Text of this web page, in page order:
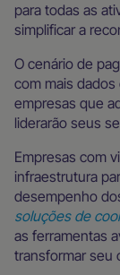
para todas as
simplificar a
O cenário de
com mais
empresas que
liderarão seus
Empresas com
infraestrutura
desempenho
soluções de
as ferramentas
transformar seu